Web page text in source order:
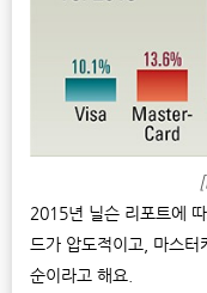
2015년 닐슨 리포트에 따
드가 압도적이고, 마스
순이라고 해요.